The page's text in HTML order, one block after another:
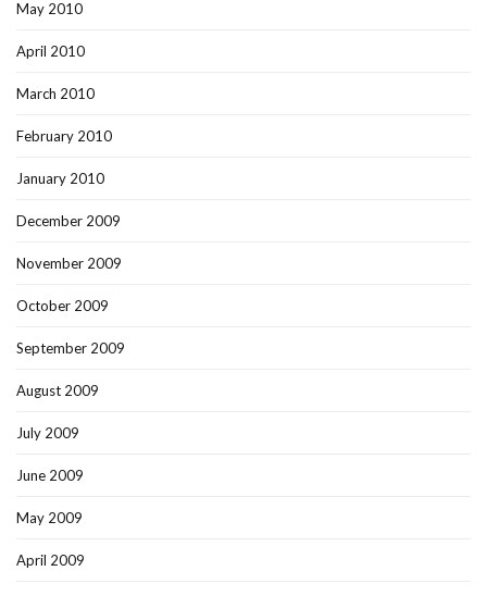
May 2010
April 2010
March 2010
February 2010
January 2010
December 2009
November 2009
October 2009
September 2009
August 2009
July 2009
June 2009
May 2009
April 2009